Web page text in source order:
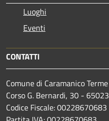
Luoghi
Eventi
CONTATTI
Comune di Caramanico Terme
Corso G. Bernardi, 30 - 65023
Codice Fiscale: 00228670683